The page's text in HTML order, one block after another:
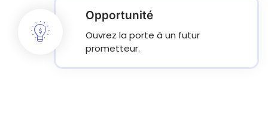
Opportunité
Ouvrez la porte à un futur
prometteur.